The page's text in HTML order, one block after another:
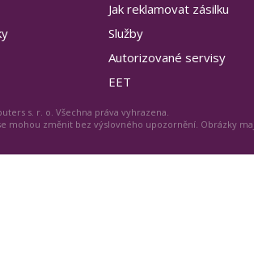
Jak reklamovat zásilku
Služby
Autorizované servisy
EET
s. r. o. Všechna práva vyhrazena.
mohou změnit bez výslovného upozornění. Obrázky